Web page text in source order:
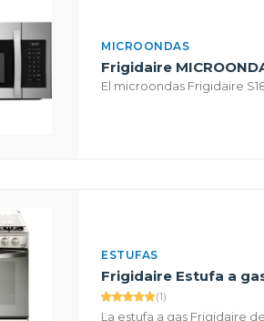
MICROONDAS
Frigidaire
El microondas Frigidaire
ESTUFAS
Frigidaire Estufa a
(1)
La estufa a gas Frigidaire